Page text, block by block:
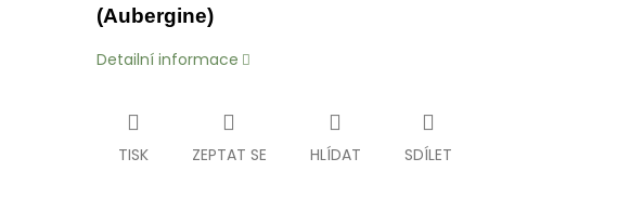
(Aubergine)
Detailní informace
TISK ZEPTAT SE HLÍDAT SDÍLET